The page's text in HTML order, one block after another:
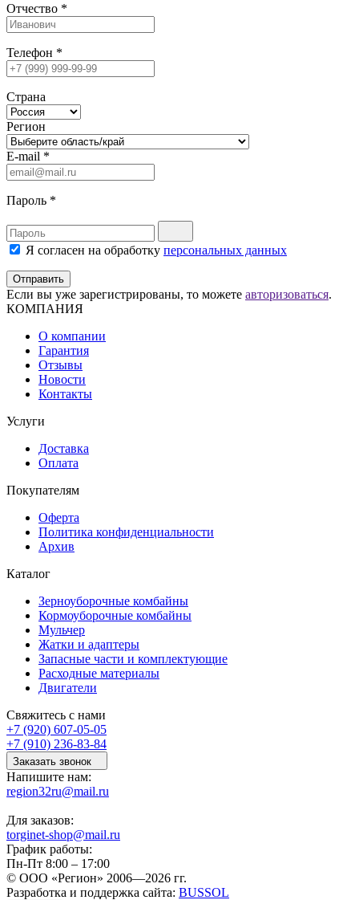
Отчество *
Телефон *
Страна
Регион
E-mail *
Пароль *
Я согласен на обработку персональных данных
Отправить
Если вы уже зарегистрированы, то можете авторизоваться.
КОМПАНИЯ
О компании
Гарантия
Отзывы
Новости
Контакты
Услуги
Доставка
Оплата
Покупателям
Оферта
Политика конфиденциальности
Архив
Каталог
Зерноуборочные комбайны
Кормоуборочные комбайны
Мульчер
Жатки и адаптеры
Запасные части и комплектующие
Расходные материалы
Двигатели
Свяжитесь с нами
+7 (920) 607-05-05
+7 (910) 236-83-84
Заказать звонок
Напишите нам:
region32ru@mail.ru
Для заказов:
torginet-shop@mail.ru
График работы:
Пн-Пт 8:00 – 17:00
© ООО «Регион» 2006—2026 гг.
Разработка и поддержка сайта: BUSSOL